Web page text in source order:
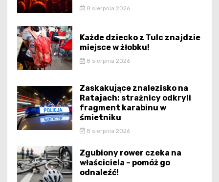
8 sierpnia 2026
Każde dziecko z Tulc znajdzie
miejsce w żłobku!
8 sierpnia 2026
Zaskakujące znalezisko na
Ratajach: strażnicy odkryli
fragment karabinu w
śmietniku
8 sierpnia 2026
Zgubiony rower czeka na
właściciela – pomóż go
odnaleźć!